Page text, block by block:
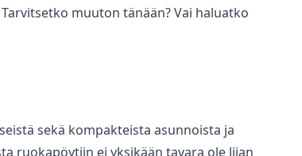
muuton tänään? Vai haluatko
sekä kompakteista asunnoista ja
ruokapöytiin ei yksikään tavara ole liian